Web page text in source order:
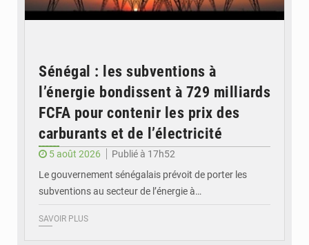
Sénégal : les subventions à
l’énergie bondissent à 729 milliards
FCFA pour contenir les prix des
carburants et de l’électricité
5 août 2026
Publié à 17h52
Le gouvernement sénégalais prévoit de porter les
subventions au secteur de l’énergie à…
SAVOIR PLUS